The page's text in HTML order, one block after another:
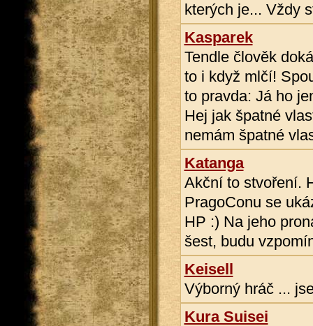
kterých je... Vždy
Kasparek
Tendle člověk
to i když mlčí!
to pravda: Já ho
Hej jak špatné
nemám špatné
Katanga
Akční to stvoření.
PragoConu se
HP :) Na jeho
šest, budu
Keisell
Výborný hráč ...
Kura Suisei